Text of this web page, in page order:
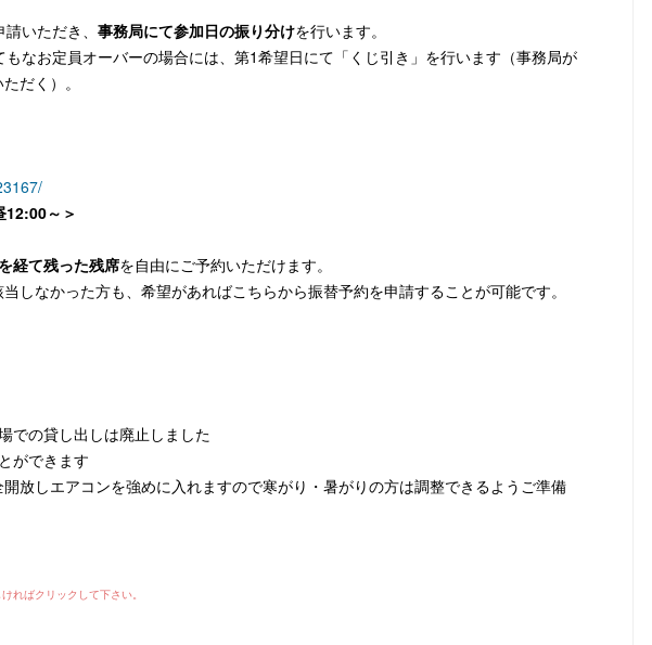
請いただき、 事務局にて参加日の振り分けを行います。
なお定員オーバーの場合には、第1希望日にて「くじ引き」を行います（事務局が
だく）。
12:00～＞
経て残った残席を自由にご予約いただけます。
しなかった方も、希望があればこちらから振替予約を申請することが可能です。
での貸し出しは廃止しました
ができます
開放しエアコンを強めに入れますので寒がり・暑がりの方は調整できるようご準備
ればクリックして下さい。